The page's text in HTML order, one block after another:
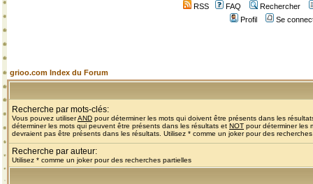
RSS FAQ
Rechercher
Profil
Se
grioo.com Index du Forum
Recherche par mots-clés:
Vous pouvez utiliserAND pour déterminer les mots qui doivent être présents dans les
déterminer les mots qui peuvent être présents dans les résultats et NOT pour déterminer les
devraient pas être présents dans les résultats. Utilisez * comme un joker pour des
Recherche par auteur:
Utilisez * comme un joker pour des recherches partielles